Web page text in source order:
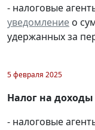
- налоговые
уведомление о
удержанных за
5 февраля 2025
Налог на
- налоговые